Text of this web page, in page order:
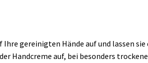
Ihre gereinigten Hände auf und lassen
Handcreme auf, bei besonders